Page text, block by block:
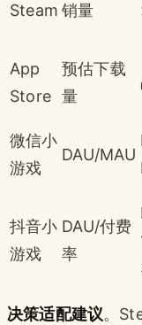
Steam 销量
App
Store
预估下载
量
微信小
游戏
DAU/MAU
抖音小
游戏
DAU/付费
率
决策适配建议。